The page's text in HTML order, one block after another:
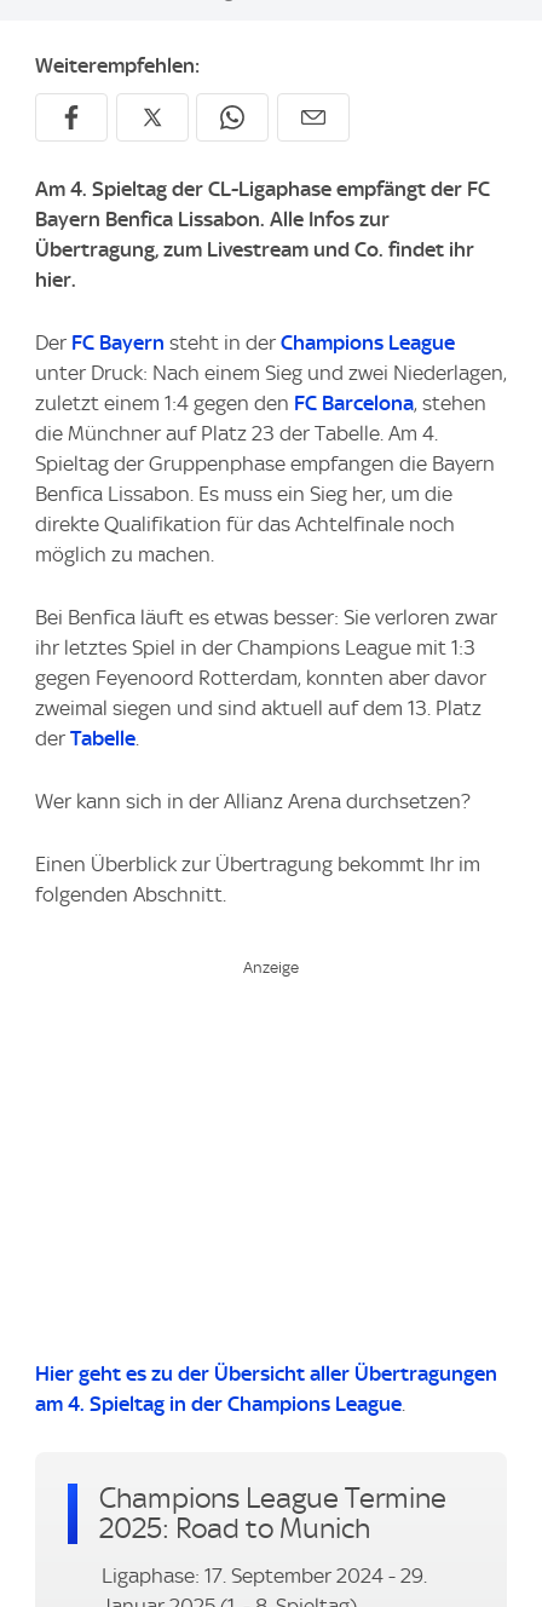
Weiterempfehlen:
Am 4. Spieltag der CL-Ligaphase empfängt der FC
Bayern Benfica Lissabon. Alle Infos zur
Übertragung, zum Livestream und Co. findet ihr
hier.
Der FC Bayern steht in der Champions League
unter Druck: Nach einem Sieg und zwei Niederlagen,
zuletzt einem 1:4 gegen den FC Barcelona, stehen
die Münchner auf Platz 23 der Tabelle. Am 4.
Spieltag der Gruppenphase empfangen die Bayern
Benfica Lissabon. Es muss ein Sieg her, um die
direkte Qualifikation für das Achtelfinale noch
möglich zu machen.
Bei Benfica läuft es etwas besser: Sie verloren zwar
ihr letztes Spiel in der Champions League mit 1:3
gegen Feyenoord Rotterdam, konnten aber davor
zweimal siegen und sind aktuell auf dem 13. Platz
der Tabelle.
Wer kann sich in der Allianz Arena durchsetzen?
Einen Überblick zur Übertragung bekommt Ihr im
folgenden Abschnitt.
Hier geht es zu der Übersicht aller Übertragungen
am 4. Spieltag in der Champions League
Champions League Termine
2025: Road to Munich
Ligaphase: 17. September 2024 - 29.